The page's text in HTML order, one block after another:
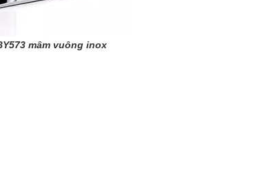
mâm vuông inox